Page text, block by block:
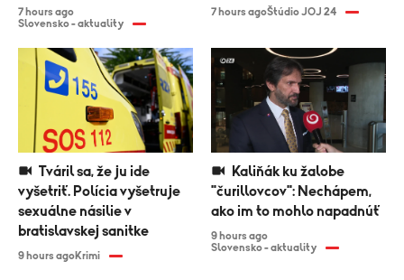
7 hours ago
Slovensko - aktuality
7 hours agoŠtúdio JOJ 24
vyšetriť. Polícia vyšetruje
sexuálne násilie v
bratislavskej sanitke
9 hours agoKrimi
"čurillovcov": Nechápem,
ako im to mohlo napadnúť
9 hours ago
Slovensko - aktuality